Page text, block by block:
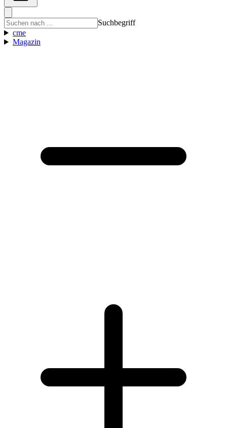
Suchbegriff
cme
Magazin